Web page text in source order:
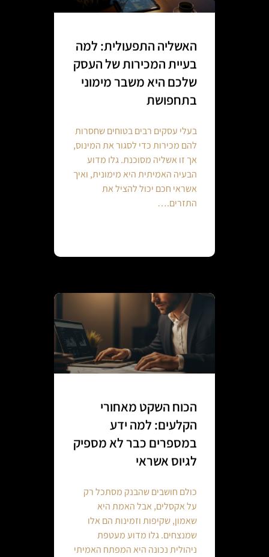
האשליה התפעולית: למה
בעיית המכירות של העסק
שלכם היא משבר מימוני
בתחפושת
בעלי עסקים רבים בטוחים שחסרות
להם מכירות כדי לסגור את המינוס,
אך זו אשליה מסוכנת. גלו מדוע
הבעיה האמיתית היא מימונית, ואיך
אשראי חכם יכול להציל את
התזרים.…
הכוח השקט מאחורי
הקלעים: למה ידע
במספרים כבר לא מספיק
לגיוס אשראי
כולם חושבים שהבנק מסתכל רק
על אקסלים, אבל האמת היא
שאמון, שקיפות וזמינות הם אלו
שמנצחים. גלו מדוע מעטפת
ניהולית נכונה היא המפתח האמיתי